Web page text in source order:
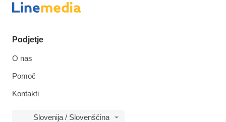
Podjetje
O nas
Pomoč
Kontakti
Slovenija / Slovenščina